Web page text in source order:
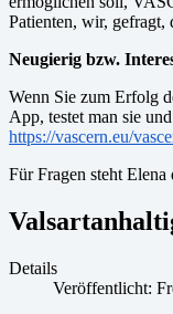
Patienten, wir, gefragt,
Neugierig bzw.
Wenn Sie zum Erfolg
App, testet man sie
https://vascern.eu/
Für Fragen steht
Details
Veröffentlicht: